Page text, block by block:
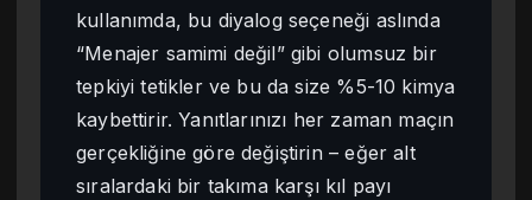
kullanımda, bu diyalog seçeneği aslında
“Menajer samimi değil” gibi olumsuz bir
tepkiyi tetikler ve bu da size %5-10 kimya
kaybettirir. Yanıtlarınızı her zaman maçın
gerçekliğine göre değiştirin – eğer alt
sıralardaki bir takıma karşı kıl payı